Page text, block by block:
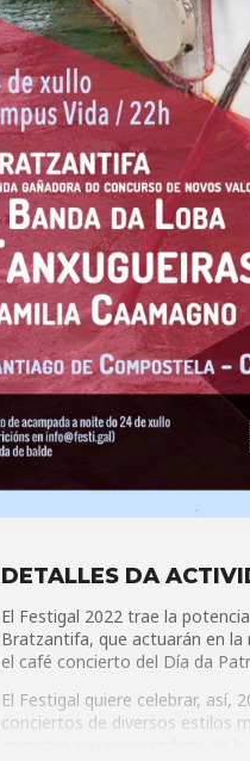
DETALLES DA
El Festigal 2022 trae la
Bratzantifa, que actuarán en la
el café concierto del Día da
El Festigal quiere celebrar, así,
conciertos de diversos estilos